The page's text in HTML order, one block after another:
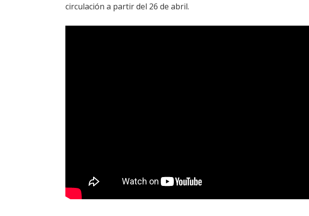
circulación a partir del 26 de abril.